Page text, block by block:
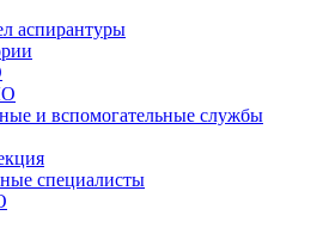
аспирантуры
и вспомогательные службы
специалисты